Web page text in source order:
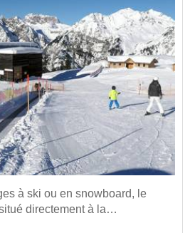
à ski ou en snowboard, le
directement à la…